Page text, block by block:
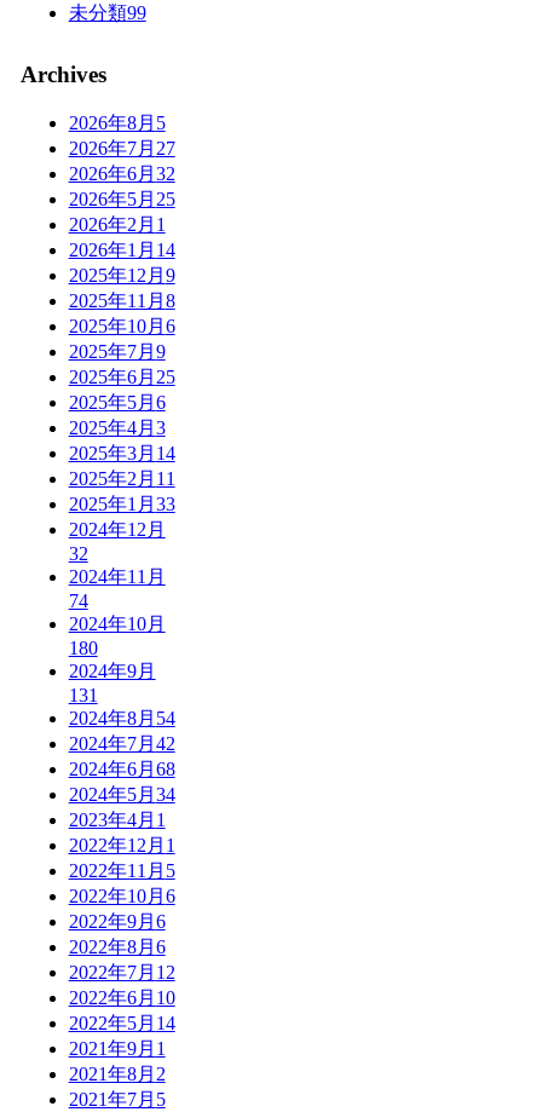
未分類99
Archives
2026年8月 5
2026年7月 27
2026年6月 32
2026年5月 25
2026年2月 1
2026年1月 14
2025年12月 9
2025年11月 8
2025年10月 6
2025年7月 9
2025年6月 25
2025年5月 6
2025年4月 3
2025年3月 14
2025年2月 11
2025年1月 33
2024年12月
32
2024年11月
74
2024年10月
180
2024年9月
131
2024年8月 54
2024年7月 42
2024年6月 68
2024年5月 34
2023年4月 1
2022年12月 1
2022年11月 5
2022年10月 6
2022年9月 6
2022年8月 6
2022年7月 12
2022年6月 10
2022年5月 14
2021年9月 1
2021年8月 2
2021年7月 5